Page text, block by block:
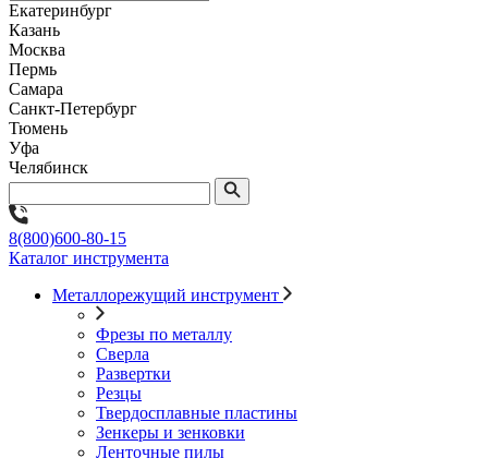
Екатеринбург
Казань
Москва
Пермь
Самара
Санкт-Петербург
Тюмень
Уфа
Челябинск
8(800)600-80-15
Каталог инструмента
Металлорежущий инструмент
Фрезы по металлу
Сверла
Развертки
Резцы
Твердосплавные пластины
Зенкеры и зенковки
Ленточные пилы